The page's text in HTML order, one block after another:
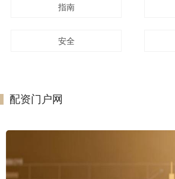
指南
安全
配资门户网